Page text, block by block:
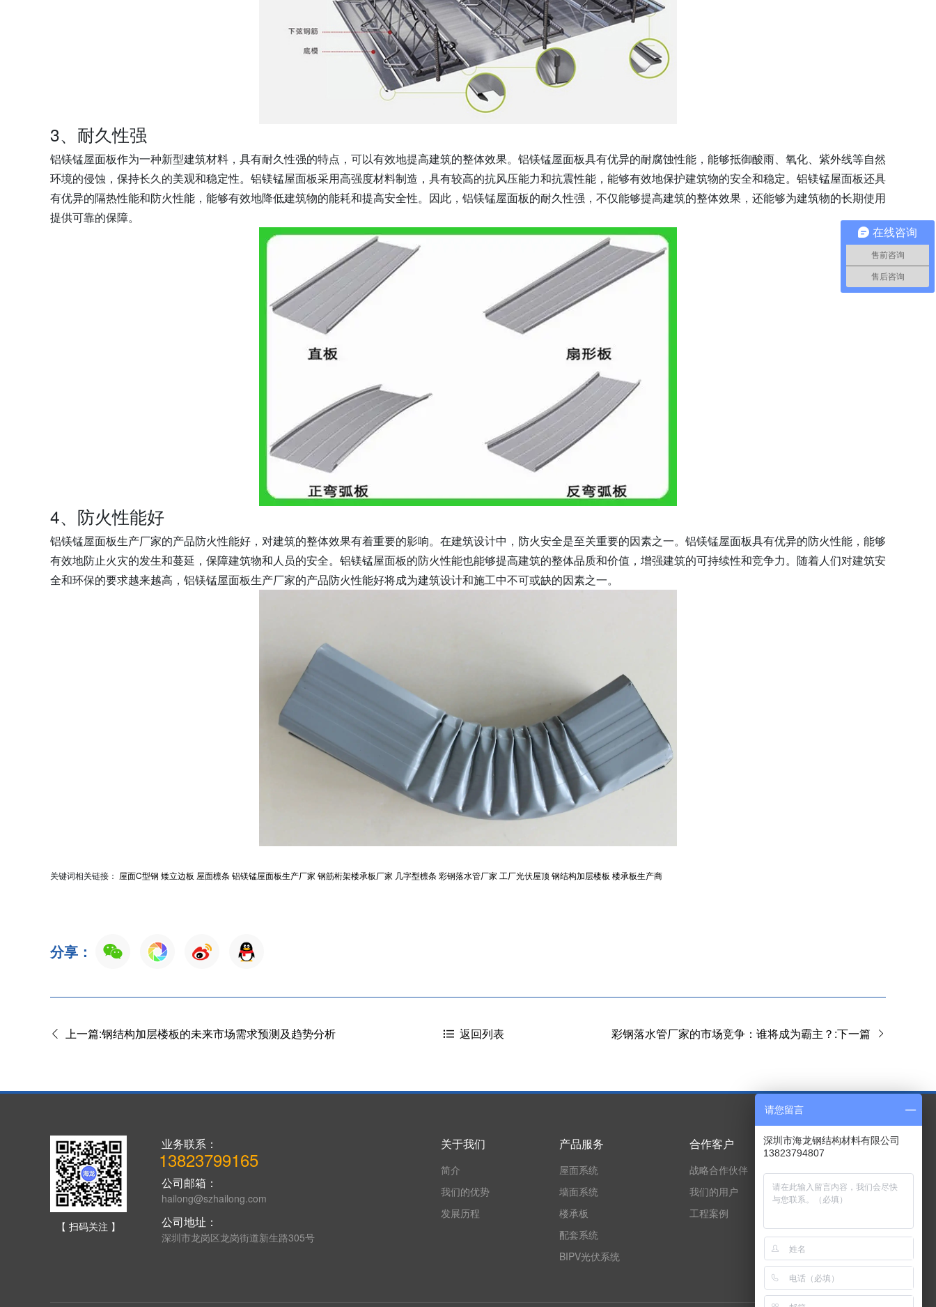
3、耐久性强
铝镁锰屋面板作为一种新型建筑材料，具有耐久性强的特点，可以有效地提高建筑的整体效果。铝镁锰屋面板具有优异的耐腐蚀性能，能够抵御酸雨、氧化、紫外线等自然
环境的侵蚀，保持长久的美观和稳定性。铝镁锰屋面板采用高强度材料制造，具有较高的抗风压能力和抗震性能，能够有效地保护建筑物的安全和稳定。铝镁锰屋面板还具
有优异的隔热性能和防火性能，能够有效地降低建筑物的能耗和提高安全性。因此，铝镁锰屋面板的耐久性强，不仅能够提高建筑的整体效果，还能够为建筑物的长期使用
提供可靠的保障。
4、防火性能好
铝镁锰屋面板生产厂家的产品防火性能好，对建筑的整体效果有着重要的影响。在建筑设计中，防火安全是至关重要的因素之一。铝镁锰屋面板具有优异的防火性能，能够
有效地防止火灾的发生和蔓延，保障建筑物和人员的安全。铝镁锰屋面板的防火性能也能够提高建筑的整体品质和价值，增强建筑的可持续性和竞争力。随着人们对建筑安
全和环保的要求越来越高，铝镁锰屋面板生产厂家的产品防火性能好将成为建筑设计和施工中不可或缺的因素之一。
关键词相关链接： 屋面C型钢 矮立边板 屋面檩条 铝镁锰屋面板生产厂家 钢筋桁架楼承板厂家 几字型檩条 彩钢落水管厂家 工厂光伏屋顶钢结构加层楼板 楼承板生产商
分享：
上一篇:钢结构加层楼板的未来市场需求预测及趋势分析 返回列表 彩钢落水管厂家的市场竞争：谁将成为霸主？:下一篇
【 扫码关注 】
业务联系：
13823799165
公司邮箱：
hailong@szhailong.com
公司地址：
深圳市龙岗区龙岗街道新生路305号
关于我们
简介
我们的优势
发展历程
产品服务
屋面系统
墙面系统
楼承板
配套系统
BIPV光伏系统
合作客户
战略合作伙伴
我们的用户
工程案例
技术实力
专利与荣誉证书
资质证书
在线咨询
售前咨询
售后咨询
请您留言
深圳市海龙钢结构材料有限公司
13823794807